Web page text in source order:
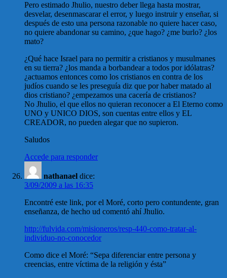
Pero estimado Jhulio, nuestro deber llega hasta mostrar,
desvelar, desenmascarar el error, y luego instruir y enseñar, si
después de esto una persona razonable no quiere hacer caso,
no quiere abandonar su camino, ¿que hago? ¿me burlo? ¿los
mato?
¿Qué hace Israel para no permitir a cristianos y musulmanes
en su tierra? ¿los manda a borbandear a todos por idólatras?
¿actuamos entonces como los cristianos en contra de los
judíos cuando se les preseguía diz que por haber matado al
dios cristiano? ¿empezamos una cacería de cristianos?
No Jhulio, el que ellos no quieran reconocer a El Eterno como
UNO y UNICO DIOS, son cuentas entre ellos y EL
CREADOR, no pueden alegar que no supieron.
Saludos
Accede para responder
nathanael dice:
3/09/2009 a las 16:35
Encontré este link, por el Moré, corto pero contundente, gran
enseñanza, de hecho ud comentó ahí Jhulio.
http://fulvida.com/misioneros/resp-440-como-tratar-al-
individuo-no-conocedor
Como dice el Moré: “Sepa diferenciar entre persona y
creencias, entre víctima de la religión y ésta”